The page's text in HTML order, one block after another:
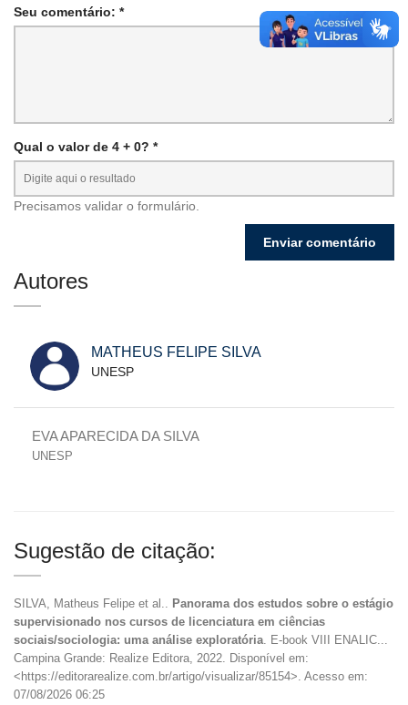
Seu comentário: *
Qual o valor de 4 + 0? *
Precisamos validar o formulário.
Autores
MATHEUS FELIPE SILVA
UNESP
EVA APARECIDA DA SILVA
UNESP
Sugestão de citação:
SILVA, Matheus Felipe et al.. Panorama dos estudos sobre o estágio
supervisionado nos cursos de licenciatura em ciências
sociais/sociologia: uma análise exploratória. E-book VIII ENALIC...
Campina Grande: Realize Editora, 2022. Disponível em:
<https://editorarealize.com.br/artigo/visualizar/85154>. Acesso em:
07/08/2026 06:25